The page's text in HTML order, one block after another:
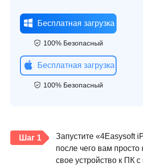
Бесплатная загрузка
100% Безопасный
Бесплатная загрузка
100% Безопасный
Шаг 1
Запустите «4Easysoft
после чего вам
свое устройство к ПК